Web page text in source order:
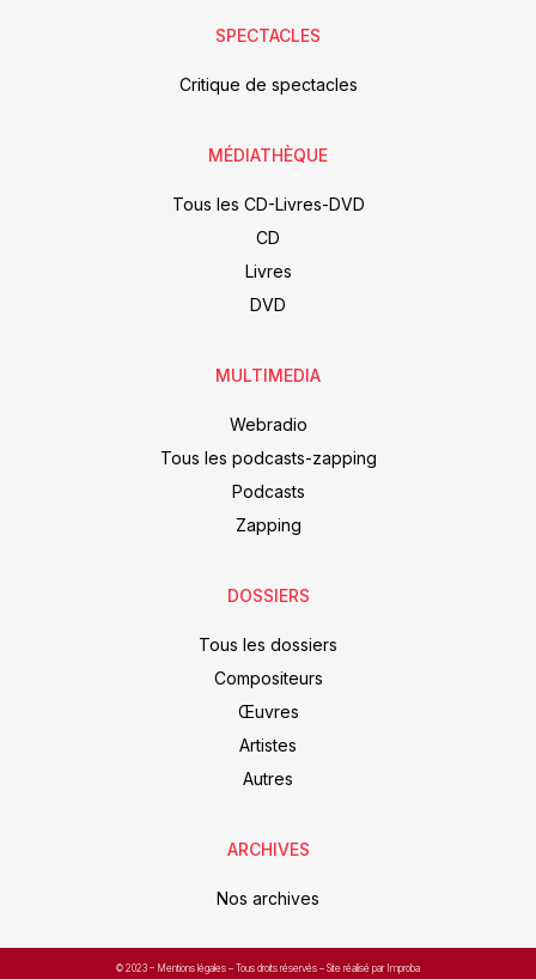
SPECTACLES
Critique de spectacles
MÉDIATHÈQUE
Tous les CD-Livres-DVD
CD
Livres
DVD
MULTIMEDIA
Webradio
Tous les podcasts-zapping
Podcasts
Zapping
DOSSIERS
Tous les dossiers
Compositeurs
Œuvres
Artistes
Autres
ARCHIVES
Nos archives
© 2023 – Mentions légales – Tous droits réservés – Site réalisé par Improba